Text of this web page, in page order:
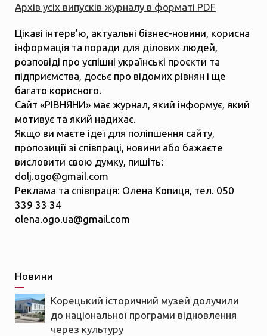
Архів усіх випусків журналу в форматі PDF
Цікаві інтерв’ю, актуальні бізнес-новини, корисна
інформація та поради для ділових людей,
розповіді про успішні українські проєкти та
підприємства, досьє про відомих рівнян і ще
багато корисного.
Сайт «РІВНЯНИ» має журнал, який інформує, який
мотивує та який надихає.
Якщо ви маєте ідеї для поліпшення сайту,
пропозиції зі співпраці, новини або бажаєте
висловити свою думку, пишіть:
dolj.ogo@gmail.com
Реклама та співпраця: Олена Копиця, тел. 050
339 33 34
olena.ogo.ua@gmail.com
Новини
Корецький історичний музей долучили
до національної програми відновлення
через культуру